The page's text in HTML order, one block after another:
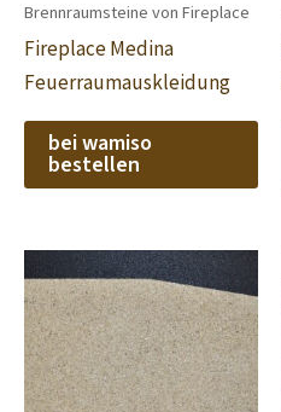
Brennraumsteine von Fireplace
Fireplace Medina
Feuerraumauskleidung
bei wamiso
bestellen